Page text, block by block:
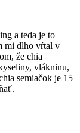
a teda je to
mi dlho vŕtal v
že chia
vlákninu,
semiačok je 15